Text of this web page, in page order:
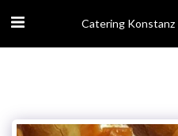
Catering Konstanz